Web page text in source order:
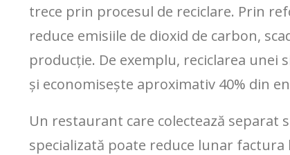
trece prin procesul de reciclare. Prin
reduce emisiile de dioxid de carbon,
producție. De exemplu, reciclarea unei
și economisește aproximativ 40% din
Un restaurant care colectează separat
specializată poate reduce lunar